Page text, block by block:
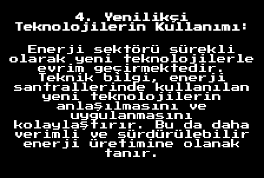
4. Yenilikçi
Teknolojilerin Kullanımı:
Enerji sektörü sürekli
olarak yeni teknolojilerle
evrim geçirmektedir.
Teknik bilgi, enerji
santrallerinde kullanılan
yeni teknolojilerin
anlaşılmasını ve
uygulanmasını
kolaylaştırır. Bu da daha
verimli ve sürdürülebilir
enerji üretimine olanak
tanır.